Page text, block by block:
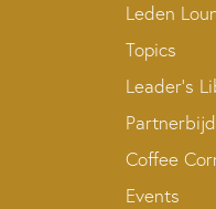
Leden
Topics
Leader’s
Coffee
Events